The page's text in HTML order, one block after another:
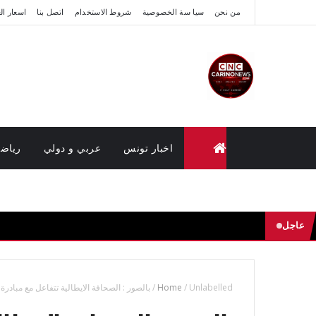
من نحن سيا سة الخصوصية شروط الاستخدام اتصل بنا اسعار
اخبار تونس عربي و دولي
عاجل
Home / Unlabelled
/ بالصور : الصحافة الايطالية تتفاعل مع